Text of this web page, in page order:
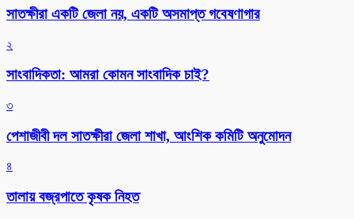
সাতক্ষীরা একটি জেলা নয়, একটি অসমাপ্ত গবেষণাগার
২
সাংবাদিকতা: আমরা কোমন সাংবাদিক চাই?
৩
পেশাজীবী দল সাতক্ষীরা জেলা শাখা, আংশিক কমিটি অনুমোদন
৪
তালায় বজ্রপাতে কৃষক নিহত